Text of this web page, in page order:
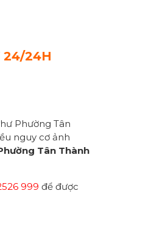
24/24H
Phường Tân
nguy cơ ảnh
Tân Thành
999 để được